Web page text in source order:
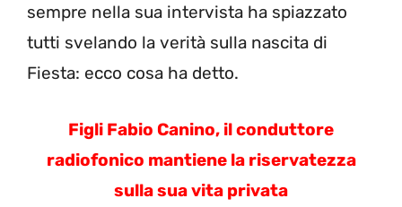
sempre nella sua intervista ha spiazzato
tutti svelando la verità sulla nascita di
Fiesta: ecco cosa ha detto.
Figli Fabio Canino, il conduttore
radiofonico mantiene la riservatezza
sulla sua vita privata